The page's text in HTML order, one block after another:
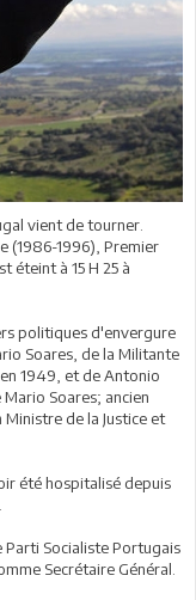
vient de tourner.
(1986-1996), Premier
éteint à 15 H 25 à
politiques d'envergure
Soares, de la Militante
1949, et de Antonio
Soares; ancien
de la Justice et
été hospitalisé depuis
Parti Socialiste Portugais
Secrétaire Général.